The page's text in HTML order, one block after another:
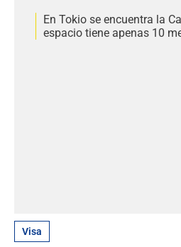
En Tokio se encuentra la
espacio tiene apenas 10
Visa